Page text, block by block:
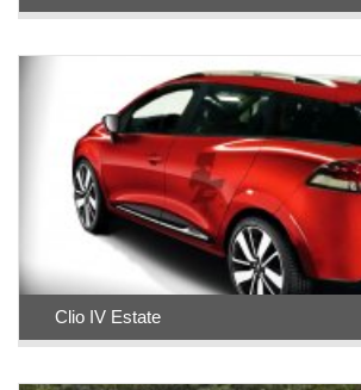
Clio IV Estate